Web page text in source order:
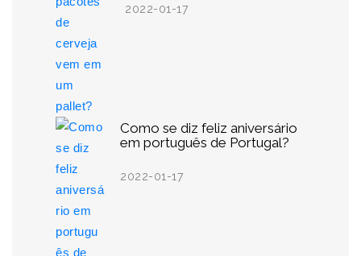
2022-01-17
Como se diz feliz aniversário
em português de Portugal?
2022-01-17